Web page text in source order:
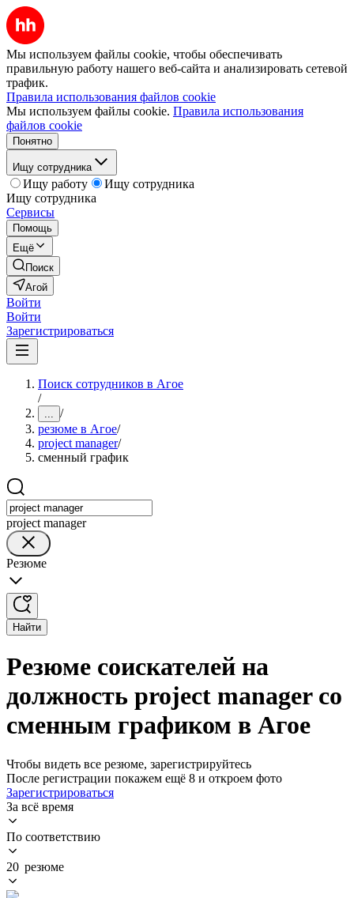
Мы используем файлы cookie, чтобы обеспечивать
правильную работу нашего веб-сайта и анализировать сетевой
трафик.
Правила использования файлов cookie
Мы используем файлы cookie. Правила использования
файлов cookie
Понятно
Ищу сотрудника
Ищу работу
Ищу сотрудника
Ищу сотрудника
Сервисы
Помощь
Ещё
Поиск
Агой
Войти
Войти
Зарегистрироваться
Поиск сотрудников в Агое
/
... /
резюме в Агое/
project manager/
сменный график
project manager
Резюме
Найти
Резюме соискателей на
должность project manager со
сменным графиком в Агое
Чтобы видеть все резюме, зарегистрируйтесь
После регистрации покажем ещё 8 и откроем фото
Зарегистрироваться
За всё время
По соответствию
20 резюме